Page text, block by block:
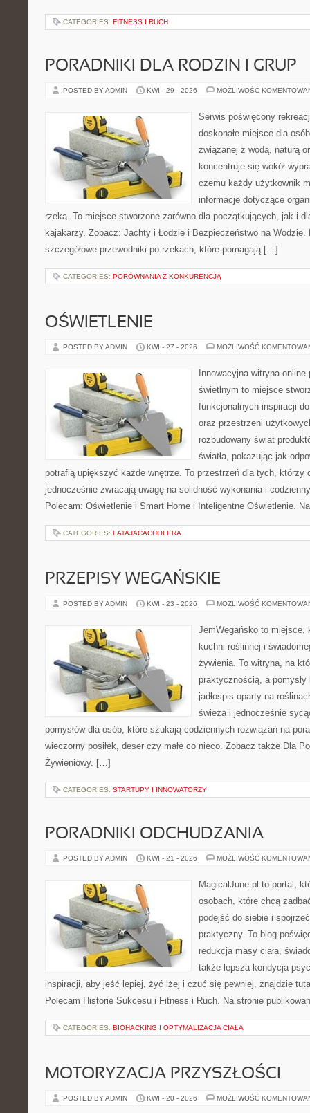
CATEGORIES: FITNESS I RUCH
PORADNIKI DLA RODZIN I GRUP
POSTED BY ADMIN KWI - 29 - 2026 MOŻLIWOŚĆ
Serwis poświęcony
doskonałe miejsce dla
związanej z wodą, naturą
koncentruje się wokół
czemu każdy użytkownik
informacje dotyczące
rzeką. To miejsce stworzone zarówno dla początkujących, jak i
kajakarzy. Zobacz: Jachty i Łodzie i Bezpieczeństwo na Wodzie.
szczegółowe przewodniki po rzekach, które pomagają […]
CATEGORIES: PORÓWNANIA Z KONKURENCJĄ
OŚWIETLENIE
POSTED BY ADMIN KWI - 27 - 2026 MOŻLIWOŚĆ
Innowacyjna witryna
świetlnym to miejsce
funkcjonalnych inspiracji
oraz przestrzeni
rozbudowany świat
światła, pokazując jak
potrafią upiększyć każde wnętrze. To przestrzeń dla tych, którzy
jednocześnie zwracają uwagę na solidność wykonania i
Polecam: Oświetlenie i Smart Home i Inteligentne Oświetlenie.
CATEGORIES: LATAJACACHOLERA
PRZEPISY WEGAŃSKIE
POSTED BY ADMIN KWI - 23 - 2026 MOŻLIWOŚĆ
JemWegańsko to miejsce,
kuchni roślinnej i
żywienia. To witryna, na
praktycznością, a
jadłospis oparty na
świeża i jednocześnie
pomysłów dla osób, które szukają codziennych rozwiązań na
wieczorny posiłek, deser czy małe co nieco. Zobacz także Dla
Żywieniowy. […]
CATEGORIES: STARTUPY I INNOWATORZY
PORADNIKI ODCHUDZANIA
POSTED BY ADMIN KWI - 21 - 2026 MOŻLIWOŚĆ
MagicalJune.pl to portal,
osobach, które chcą
podejść do siebie i
praktyczny. To blog
redukcja masy ciała,
także lepsza kondycja
inspiracji, aby jeść lepiej, żyć lżej i czuć się pewniej, znajdzie
Polecam Historie Sukcesu i Fitness i Ruch. Na stronie
CATEGORIES: BIOHACKING I OPTYMALIZACJA CIAŁA
MOTORYZACJA PRZYSZŁOŚCI
POSTED BY ADMIN KWI - 20 - 2026 MOŻLIWOŚĆ